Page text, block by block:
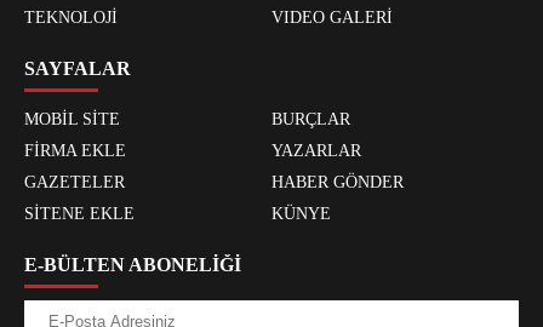
TEKNOLOJİ
VIDEO GALERİ
SAYFALAR
MOBİL SİTE
BURÇLAR
FİRMA EKLE
YAZARLAR
GAZETELER
HABER GÖNDER
SİTENE EKLE
KÜNYE
E-BÜLTEN ABONELİĞİ